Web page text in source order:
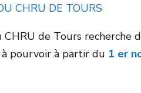
CHRU DE TOURS
de Tours recherche
pourvoir à partir du 1 er